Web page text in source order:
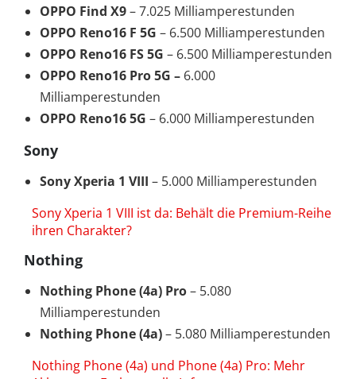
OPPO Find X9– 7.025 Milliamperestunden
OPPO Reno16 F 5G – 6.500 Milliamperestunden
OPPO Reno16 FS 5G – 6.500 Milliamperestunden
OPPO Reno16 Pro 5G – 6.000
Milliamperestunden
OPPO Reno165G – 6.000 Milliamperestunden
Sony
Sony Xperia 1 VIII – 5.000 Milliamperestunden
Sony Xperia 1 VIII ist da: Behält die Premium-Reihe
ihren Charakter?
Nothing
Nothing Phone (4a) Pro– 5.080
Milliamperestunden
Nothing Phone (4a)– 5.080 Milliamperestunden
Nothing Phone (4a) und Phone (4a) Pro: Mehr